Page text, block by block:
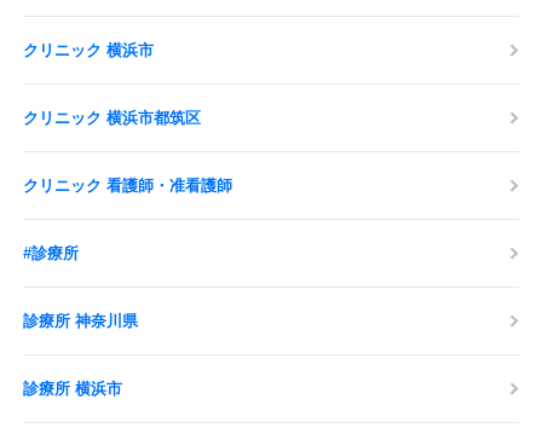
クリニック 横浜市
クリニック 横浜市都筑区
クリニック 看護師・准看護師
#診療所
診療所 神奈川県
診療所 横浜市